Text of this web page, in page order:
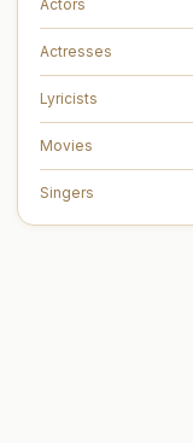
Actors
Actresses
Lyricists
Movies
Singers